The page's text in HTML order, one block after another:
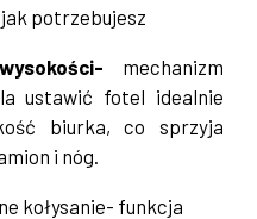
potrzebujesz
mechanizm
ustawić fotel idealnie
biurka, co sprzyja
i nóg.
kołysanie- funkcja